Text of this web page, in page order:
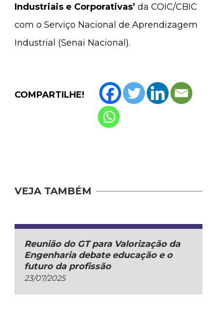
Industriais e Corporativas’ da COIC/CBIC
com o Serviço Nacional de Aprendizagem
Industrial (Senai Nacional).
COMPARTILHE!
VEJA TAMBÉM
Reunião do GT para Valorização da
Engenharia debate educação e o
futuro da profissão
23/07/2025